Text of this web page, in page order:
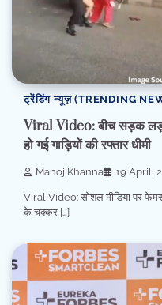
ट्रेंडिंग न्यूज़ (TRENDING
Viral Video: बीच सड़क
हो गई गाड़ियों की रफ्तार धीमी
Manoj Khanna 19 April,
Viral Video: सोशल मीडिया पर
के चक्कर […]